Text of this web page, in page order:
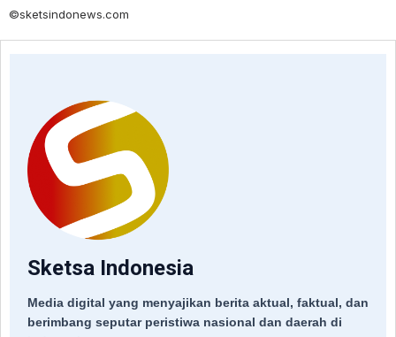
©sketsindonews.com
Sketsa Indonesia
Media digital yang menyajikan berita aktual, faktual, dan
berimbang seputar peristiwa nasional dan daerah di